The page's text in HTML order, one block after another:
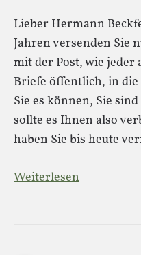
Lieber Hermann
Jahren versenden Sie
mit der Post, wie jeder
Briefe öffentlich, in die
Sie es können, Sie
sollte es Ihnen also
haben Sie bis heute
Weiterlesen